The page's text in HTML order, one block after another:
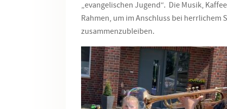
„evangelischen Jugend“. Die Musik,
Rahmen, um im Anschluss bei herrlichem
zusammenzubleiben.